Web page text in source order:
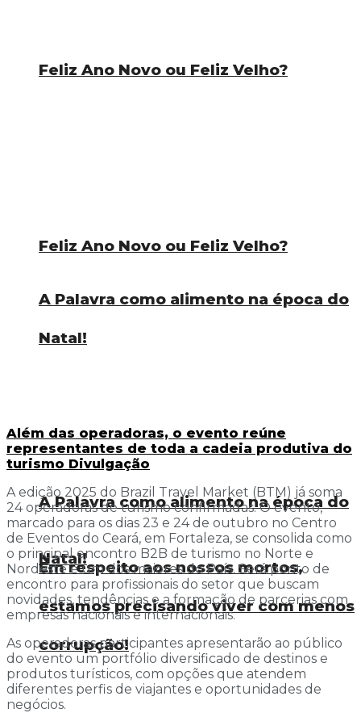
Feliz Ano Novo ou Feliz Velho?
A Palavra como alimento na época do
Natal!
Em respeito aos nossos mortos,
estamos precisando viver com menos
corrupção!
Feliz Ano Novo ou Feliz Velho?
A Palavra como alimento na época do
Natal!
Além das operadoras, o evento reúne
representantes de toda a cadeia produtiva do
turismo Divulgação
A edição 2025 do Brazil Travel Market (BTM) já soma
24 operadoras de turismo confirmadas. O evento,
marcado para os dias 23 e 24 de outubro no Centro
de Eventos do Ceará, em Fortaleza, se consolida como
o principal encontro B2B de turismo no Norte e
Nordeste e um dos maiores do País. Será ponto de
encontro para profissionais do setor que buscam
novidades, tendências e a formação de parcerias com
empresas nacionais e internacionais.
As operadoras participantes apresentarão ao público
do evento um portfólio diversificado de destinos e
produtos turísticos, com opções que atendem
diferentes perfis de viajantes e oportunidades de
negócios.